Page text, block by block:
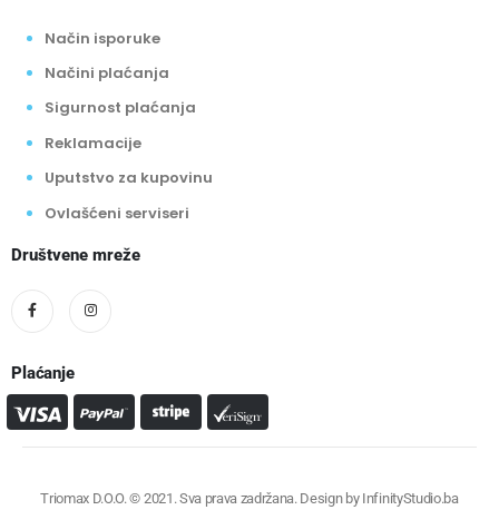
Način isporuke
Načini plaćanja
Sigurnost plaćanja
Reklamacije
Uputstvo za kupovinu
Ovlašćeni serviseri
Društvene mreže
Plaćanje
Triomax D.O.O. © 2021. Sva prava zadržana. Design by InfinityStudio.ba